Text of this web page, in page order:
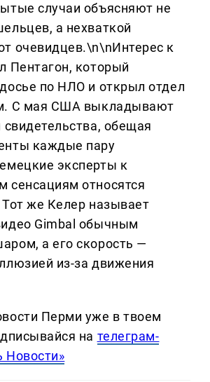
случаи объясняют не
а нехваткой
очевидцев.\n\nИнтерес к
Пентагон, который
по НЛО и открыл отдел
С мая США выкладывают
обещая
каждые пару
эксперты к
сенсациям относятся
Тот же Келер называет
Gimbal обычным
а его скорость —
из-за движения
Перми уже в твоем
на телеграм-
Новости»